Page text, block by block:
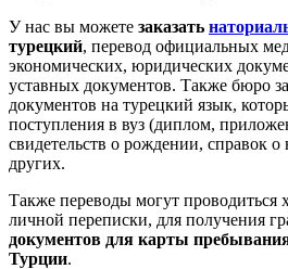
У нас вы можете заказать
турецкий, перевод официальных
экономических, юридических
уставных документов. Также бюро
документов на турецкий язык,
поступления в вуз (диплом,
свидетельств о рождении, справок
других.
Также переводы могут проводиться
личной переписки, для получения
документов для карты
Турции.